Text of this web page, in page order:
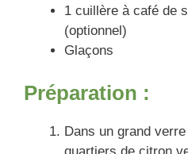
1 cuillère à café de
(optionnel)
Glaçons
Préparation :
Dans un grand